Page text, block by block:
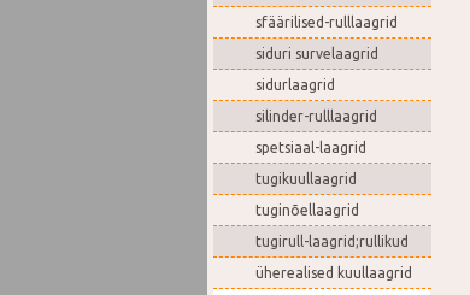
sfäärilised-rulllaagrid
siduri survelaagrid
sidurlaagrid
silinder-rulllaagrid
spetsiaal-laagrid
tugikuullaagrid
tuginõellaagrid
tugirull-laagrid;rullikud
üherealised kuullaagrid